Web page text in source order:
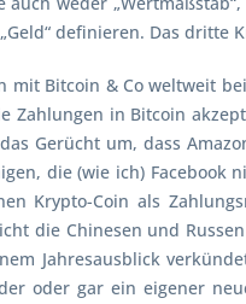
definieren. Das dritte
mit Bitcoin & Co weltweit
Zahlungen in Bitcoin
Gerücht um, dass
die (wie ich) Facebook
Krypto-Coin als
die Chinesen und
Jahresausblick
oder gar ein eigener